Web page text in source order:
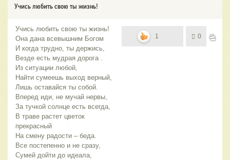
Учись любить свою ты жизнь!
Учись любить свою ты жизнь!
Она дана всевышним Богом
И когда трудно, ты держись,
Везде есть мудрая дорога .
Из ситуации любой,
Найти сумеешь выход верный,
Лишь оставайся ты собой.
Вперед иди, не мучай нервы,
За тучкой солнце есть всегда,
В траве растет цветок
прекрасный
На смену радости – беда.
Все постепенно и не сразу,
Сумей дойти до идеала,
1 0